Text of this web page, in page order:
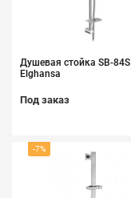
Душевая стойка SB-84S
Elghansa
Под заказ
-7%